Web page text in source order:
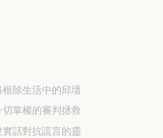
根除生活中的邱壇
切掌權的審判拯救
實話對抗謊言的靈